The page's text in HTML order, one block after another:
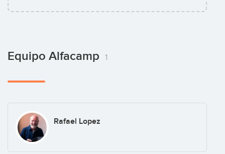
Equipo Alfacamp 1
Rafael Lopez